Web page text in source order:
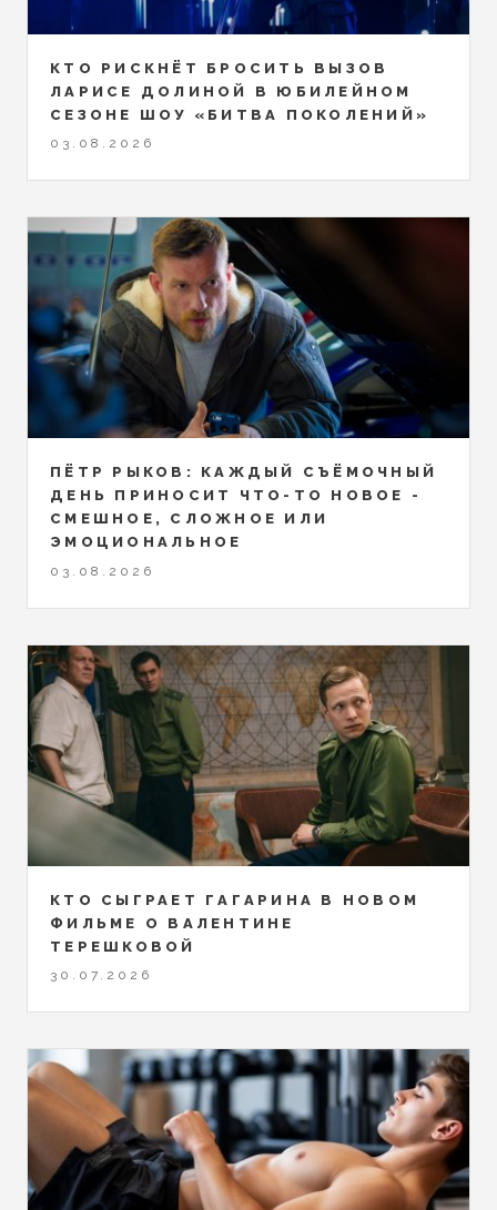
КТО РИСКНЁТ БРОСИТЬ ВЫЗОВ
ЛАРИСЕ ДОЛИНОЙ В ЮБИЛЕЙНОМ
СЕЗОНЕ ШОУ «БИТВА ПОКОЛЕНИЙ»
03.08.2026
ПЁТР РЫКОВ: КАЖДЫЙ СЪЁМОЧНЫЙ
ДЕНЬ ПРИНОСИТ ЧТО-ТО НОВОЕ -
СМЕШНОЕ, СЛОЖНОЕ ИЛИ
ЭМОЦИОНАЛЬНОЕ
03.08.2026
КТО СЫГРАЕТ ГАГАРИНА В НОВОМ
ФИЛЬМЕ О ВАЛЕНТИНЕ
ТЕРЕШКОВОЙ
30.07.2026